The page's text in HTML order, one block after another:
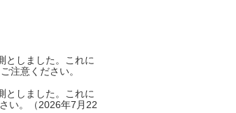
としました。これに
注意ください。
としました。これに
い。（2026年7月22